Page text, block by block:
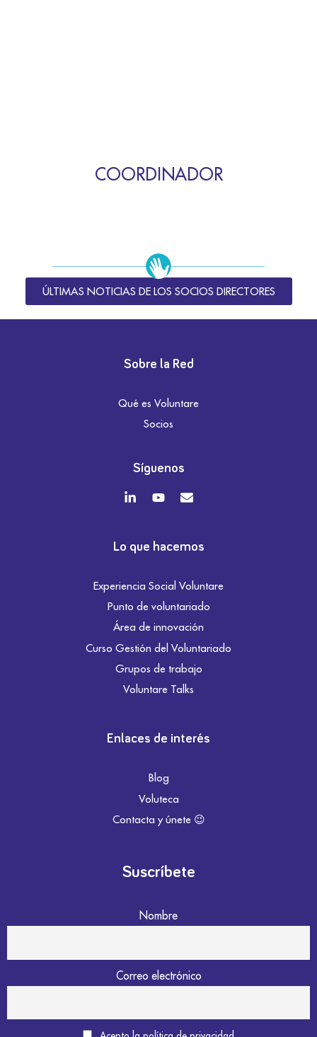
COORDINADOR
ÚLTIMAS NOTICIAS DE LOS SOCIOS DIRECTORES
Sobre la Red
Qué es Voluntare
Socios
Síguenos
Lo que hacemos
Experiencia Social Voluntare
Punto de voluntariado
Área de innovación
Curso Gestión del Voluntariado
Grupos de trabajo
Voluntare Talks
Enlaces de interés
Blog
Voluteca
Contacta y únete 😉
Suscríbete
Nombre
Correo electrónico